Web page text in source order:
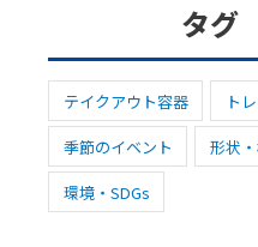
タグ
テイクアウト容器
ト
季節のイベント
形状
環境・SDGs